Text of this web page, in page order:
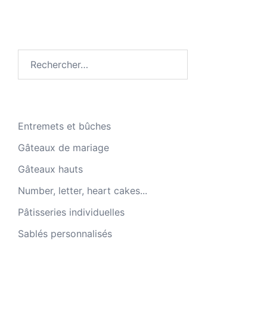
Entremets et bûches
Gâteaux de mariage
Gâteaux hauts
Number, letter, heart cakes...
Pâtisseries individuelles
Sablés personnalisés